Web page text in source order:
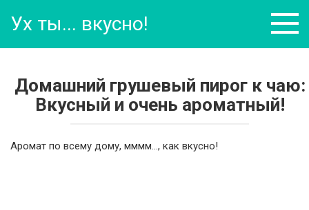
Ух ты... вкусно!
Домашний грушевый пирог к чаю:
Вкусный и очень ароматный!
Аромат по всему дому, мммм…, как вкусно!